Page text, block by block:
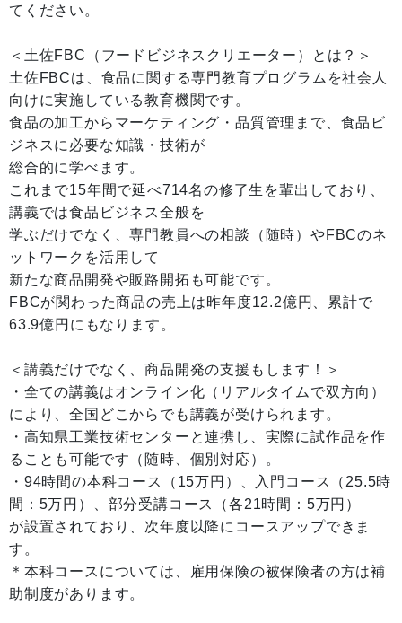
てください。
＜土佐FBC（フードビジネスクリエーター）とは？＞
土佐FBCは、食品に関する専門教育プログラムを社会人
向けに実施している教育機関です。
食品の加工からマーケティング・品質管理まで、食品ビ
ジネスに必要な知識・技術が
総合的に学べます。
これまで15年間で延べ714名の修了生を輩出しており、
講義では食品ビジネス全般を
学ぶだけでなく、専門教員への相談（随時）やFBCのネ
ットワークを活用して
新たな商品開発や販路開拓も可能です。
FBCが関わった商品の売上は昨年度12.2億円、累計で
63.9億円にもなります。
＜講義だけでなく、商品開発の支援もします！＞
・全ての講義はオンライン化（リアルタイムで双方向）
により、全国どこからでも講義が受けられます。
・高知県工業技術センターと連携し、実際に試作品を作
ることも可能です（随時、個別対応）。
・94時間の本科コース（15万円）、入門コース（25.5時
間：5万円）、部分受講コース（各21時間：5万円）
が設置されており、次年度以降にコースアップできま
す。
＊本科コースについては、雇用保険の被保険者の方は補
助制度があります。